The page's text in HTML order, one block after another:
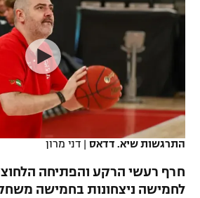
רץ ברשת
תוצאות
לוח שידורים
נבחרת ישראל
מכבי חיפה
בית"ר ירושלים
מכבי תל אביב
הפועל חיפה
ליגה ספרדית
ליגה איטלקית
ליגה צרפתית
ליגה הולנדית
ליגה טורקית
כדורסל נשים
מכבי תל אביב
הפועל חולון
הפועל ירושלים
דני אבדיה
יורוקאפ
כדורעף
שחייה
ג'ודו
התרגשות שיא. דדאס | דני מרון
חרף רעשי הרקע והפתיחה
לחמישה ניצחונות בחמישה